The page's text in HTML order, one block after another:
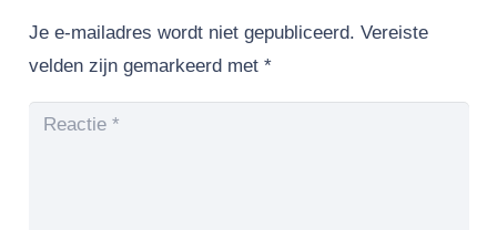
Je e-mailadres wordt niet gepubliceerd. Vereiste
velden zijn gemarkeerd met *